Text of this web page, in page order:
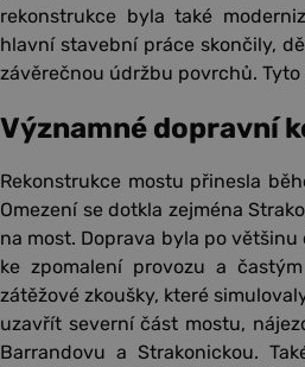
rekonstrukce byla také
hlavní stavební práce skončily,
závěrečnou údržbu povrchů.
Významné dopravní
Rekonstrukce mostu přinesla
Omezení se dotkla zejména
na most. Doprava byla po
ke zpomalení provozu a
zátěžové zkoušky, které
uzavřít severní část mostu,
Barrandovu a Strakonickou.